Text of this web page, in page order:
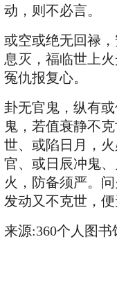
动，则不必言。
或空或绝无回禄
息灭，福临世上
冤仇报复心。
卦无官鬼，纵有
鬼，若值衰静不
世、或陷日月，
官、或日辰冲鬼
火，防备须严。
发动又不克世，便
来源:360个人图书